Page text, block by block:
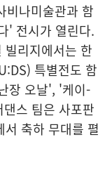
비나미술관과 함
' 전시가 열린다.
리지에서는 한
특별전도 함
장 오날', '케이-
스 팀은 사포판
축하 무대를 펼